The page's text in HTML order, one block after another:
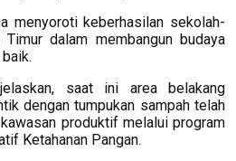
menyoroti keberhasilan sekolah-
dalam membangun budaya
saat ini area belakang
dengan tumpukan sampah telah
produktif melalui program
Ketahanan Pangan.